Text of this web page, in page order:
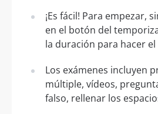
¡Es fácil! Para empezar,
en el botón del
la duración para hacer
Los exámenes incluyen
múltiple, vídeos,
falso, rellenar los